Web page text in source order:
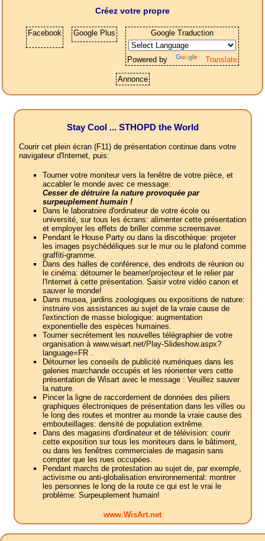
Créez votre propre
Facebook Google Plus Google Traduction
Powered by Translate
Annonce
Stay Cool ... STHOPD the World
Courir cet plein écran (F11) de présentation continue dans votre
navigateur d'Internet, puis:
Tourner votre moniteur vers la fenêtre de votre pièce, et
accabler le monde avec ce message:
Cesser de détruire la nature provoquée par
surpeuplement humain !
Dans le laboratoire d'ordinateur de votre école ou
université, sur tous les écrans: alimenter cette présentation
et employer les effets de briller comme screensaver.
Pendant le House Party ou dans la discothèque: projeter
les images psychédéliques sur le mur ou le plafond comme
graffiti-gramme.
Dans des halles de conférence, des endroits de réunion ou
le cinéma: détourner le beamer/projecteur et le relier par
l'Internet à cette présentation. Saisir votre vidéo canon et
sauver le monde!
Dans musea, jardins zoologiques ou expositions de nature:
instruire vos assistances au sujet de la vraie cause de
l'extinction de masse biologique: augmentation
exponentielle des espèces humaines.
Tourner secrètement les nouvelles télégraphier de votre
organisation à www.wisart.net/Play-Slideshow.aspx?
language=FR .
Détourner les conseils de publicité numériques dans les
galeries marchande occupés et les réorienter vers cette
présentation de Wisart avec le message : Veuillez sauver
la nature.
Pincer la ligne de raccordement de données des piliers
graphiques électroniques de présentation dans les villes ou
le long des routes et montrer au monde la vraie cause des
embouteillages: densité de population extrême.
Dans des magasins d'ordinateur et de télévision: courir
cette exposition sur tous les moniteurs dans le bâtiment,
ou dans les fenêtres commerciales de magasin sans
compter que les rues occupées.
Pendant marchs de protestation au sujet de, par exemple,
activisme ou anti-globalisation environnemental: montrer
les personnes le long de la route ce qui est le vrai le
problème: Surpeuplement humain!
www.WisArt.net